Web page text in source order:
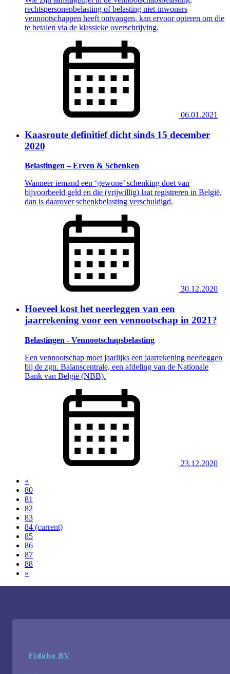
rechtspersonenbelasting of belasting niet-inwoners
vennootschappen heeft ontvangen, kan ervoor opteren om die
te betalen via de klassieke overschrijving.
06.01.2021
Kaasroute definitief dicht sinds 15 december
2020
Belastingen – Erven & Schenken
Wanneer iemand een ‘gewone’ schenking doet van
bijvoorbeeld geld en die (vrijwillig) laat registreren in België,
dan is daarover schenkbelasting verschuldigd.
30.12.2020
Hoeveel kost het neerleggen van een
jaarrekening voor een vennootschap in 2021?
Belastingen - Vennootschapsbelasting
Een vennootschap moet jaarlijks een jaarrekening neerleggen
bij de zgn. Balanscentrale, een afdeling van de Nationale
Bank van België (NBB).
23.12.2020
«
80
81
82
83
84 (current)
85
86
87
88
»
Fidubo BV